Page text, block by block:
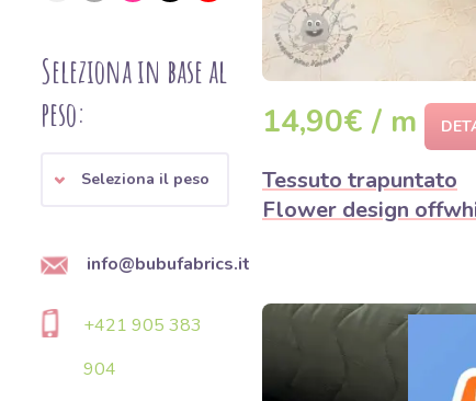
Seleziona in base al
peso:
Seleziona il peso
info@bubufabrics.it
+421 905 383
904
14,90€ / m
Tessuto trapuntato
Flower design